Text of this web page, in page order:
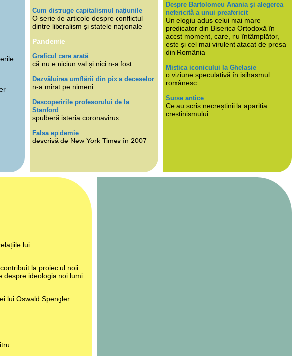
Cum distruge capitalismul națiunile
O serie de articole despre conflictul
dintre liberalism și statele naționale
Pandemie
Graficul care arată
că nu e niciun val și nici n-a fost
Dezvăluirea umflării din pix a deceselor
n-a mirat pe nimeni
Descoperirile profesorului de la
Stanford
spulberă isteria coronavirus
Falsa epidemie
descrisă de New York Times în 2007
Despre Bartolomeu Anania și alegerea
nefericită a unui preafericit
Un elogiu adus celui mai mare
predicator din Biserica Ortodoxă în
acest moment, care, nu întâmplător,
este și cel mai virulent atacat de presa
din România
Mistica iconicului la Ghelasie
o viziune speculativă în isihasmul
românesc
Surse antice
Ce au scris necreștinii la apariția
creștinismului
lui
la proiectul noii
despre ideologia noi lumi.
lui Oswald Spengler